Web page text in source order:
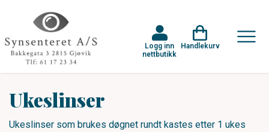
Logg inn
nettbutikk
Handlekurv
Ukeslinser
Ukeslinser som brukes døgnet rundt kastes etter 1 ukes